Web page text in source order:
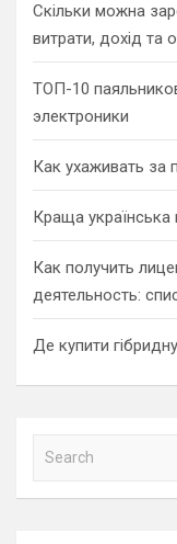
Скільки можна
витрати, дохід та
ТОП-10
электроники
Как ухаживать за
Краща українська
Как получить
деятельность:
Де купити
a